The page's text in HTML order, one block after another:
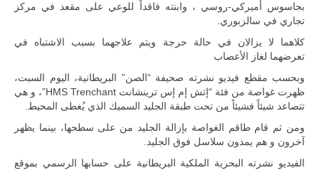
بجاسوس أميركي-روسي ، وابنته فاقداً للوعي على مقعد في مركز
تجاري في سالزبوري.
كلاهما لا يزالان في حالة حرجة ويتم علاجهما بسبب الاشتباه في
تعرضهما لغاز الأعصاب
وبحسب مقطع فيديو نشرته صحيفة “الصن” البريطانية، اليوم السبت،
ظهرت غواصة من فئة “إتش إم إس ترينشانت HMS Trenchant”، و هي
تتصاعد شيئاً فشيئاً من تحت طبقة الجليد السميك الذي يُغطى المحيط.
ومن ثم قام طاقم الغواصة بإزالة الجليد من على سطحها، بينما يظهر
آخرون و هم يمدون سلاسل فوق الجليد.
الفيديو نشرته البحرية الملكية البريطانية على حسابها الرسمي بموقع